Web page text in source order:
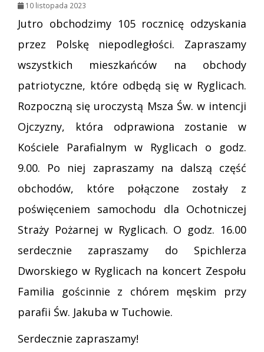
10 listopada 2023
Jutro obchodzimy 105 rocznicę odzyskania
przez Polskę niepodległości. Zapraszamy
wszystkich mieszkańców na obchody
patriotyczne, które odbędą się w Ryglicach.
Rozpoczną się uroczystą Msza Św. w intencji
Ojczyzny, która odprawiona zostanie w
Kościele Parafialnym w Ryglicach o godz.
9.00. Po niej zapraszamy na dalszą część
obchodów, które połączone zostały z
poświęceniem samochodu dla Ochotniczej
Straży Pożarnej w Ryglicach. O godz. 16.00
serdecznie zapraszamy do Spichlerza
Dworskiego w Ryglicach na koncert Zespołu
Familia gościnnie z chórem męskim przy
parafii Św. Jakuba w Tuchowie.
Serdecznie zapraszamy!